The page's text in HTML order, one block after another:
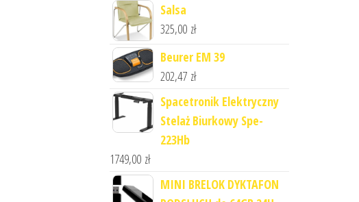
Salsa
325,00 zł
Beurer EM 39
202,47 zł
Spacetronik Elektryczny
Stelaż Biurkowy Spe-
223Hb
1749,00 zł
MINI BRELOK DYKTAFON